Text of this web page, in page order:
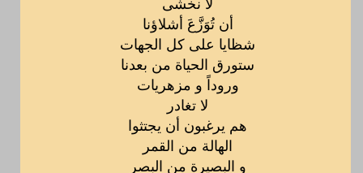
أن تُوَزَّعَ أشلاؤنا
شظايا على كل الجهات
ستورق الحياة من بعدنا
وروداً و مزهريات
لا تغادر
هم يرغبون أن يجتثوا
الهالة من القمر
و البصيرة من البصر